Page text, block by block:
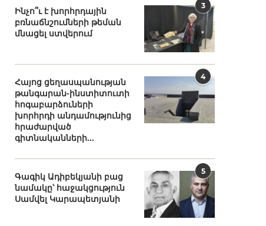
3
Ինչո՞ւ է խորհրդային
բռնաճնշումների թեման
մնացել ստվերում
4
Հայոց ցեղասպանության
թանգարան-ինստիտուտի
հոգաբարձուների
խորհրդի անդամությունից
հրաժարված
գիտնականների...
5
Գագիկ Ադիբեկյանի բաց
նամակը՝ հաջակցություն
Սամվել Կարապետյանի